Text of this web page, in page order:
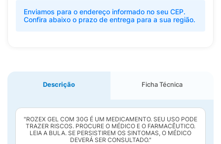
Enviamos para o endereço informado no seu CEP.
Confira abaixo o prazo de entrega para a sua região.
Descrição Ficha Técnica
"ROZEX GEL COM 30G É UM MEDICAMENTO. SEU USO PODE
TRAZER RISCOS. PROCURE O MÉDICO E O FARMACÊUTICO.
LEIA A BULA. SE PERSISTIREM OS SINTOMAS, O MÉDICO
DEVERÁ SER CONSULTADO."